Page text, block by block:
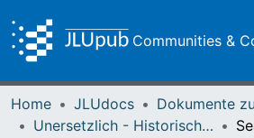
Communities &
Home JLUdocs
Unersetzlich - Historische Sammlungen der Universitätsbibliothek